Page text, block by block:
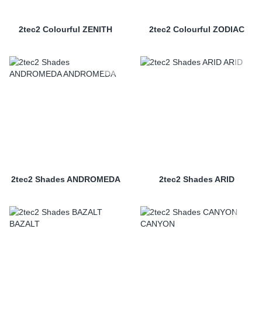
2tec2 Colourful ZENITH 2tec2 Colourful ZODIAC
2tec2 Shades ANDROMEDA 2tec2 Shades ARID